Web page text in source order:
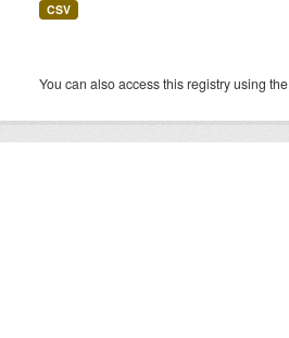
CSV
You can also access this registry using the